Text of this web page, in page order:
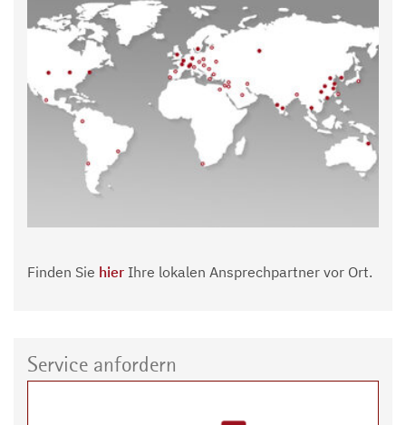
Finden Sie hier Ihre lokalen Ansprechpartner vor Ort.
Service anfordern